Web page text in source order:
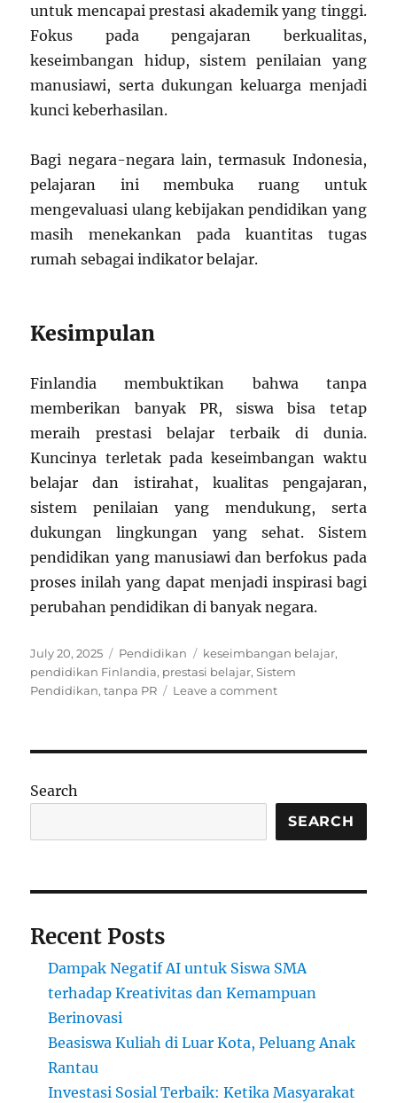
untuk mencapai prestasi akademik yang tinggi.
Fokus pada pengajaran berkualitas,
keseimbangan hidup, sistem penilaian yang
manusiawi, serta dukungan keluarga menjadi
kunci keberhasilan.
Bagi negara-negara lain, termasuk Indonesia,
pelajaran ini membuka ruang untuk
mengevaluasi ulang kebijakan pendidikan yang
masih menekankan pada kuantitas tugas
rumah sebagai indikator belajar.
Kesimpulan
Finlandia membuktikan bahwa tanpa
memberikan banyak PR, siswa bisa tetap
meraih prestasi belajar terbaik di dunia.
Kuncinya terletak pada keseimbangan waktu
belajar dan istirahat, kualitas pengajaran,
sistem penilaian yang mendukung, serta
dukungan lingkungan yang sehat. Sistem
pendidikan yang manusiawi dan berfokus pada
proses inilah yang dapat menjadi inspirasi bagi
perubahan pendidikan di banyak negara.
Posted
on
July 20, 2025 Categories
Pendidikan Tags
keseimbangan belajar,
pendidikan Finlandia, prestasi belajar,Sistem
Pendidikan,tanpa PR Leave a commenton
PR,
Tapi
Nilai
di
Search
SEARCH
Recent Posts
Dampak Negatif AI untuk Siswa SMA
terhadap Kreativitas dan Kemampuan
Berinovasi
Beasiswa Kuliah di Luar Kota, Peluang Anak
Rantau
Investasi Sosial Terbaik: Ketika Masyarakat